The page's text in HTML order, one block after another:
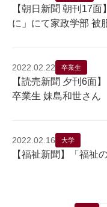
【朝日新聞 朝刊17
に」にて家政学部 被
2022.02.22 卒業生
【読売新聞 夕刊6面
卒業生 妹島和世さん
2022.02.16 大学
【福祉新聞】「福祉